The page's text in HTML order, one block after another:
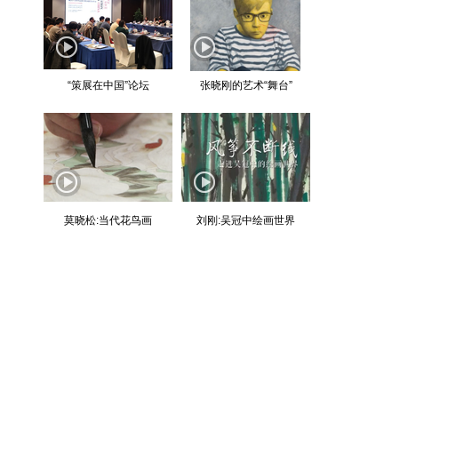
“策展在中国”论坛 张晓刚的艺术“舞台”
莫晓松:当代花鸟画 刘刚:吴冠中绘画世界